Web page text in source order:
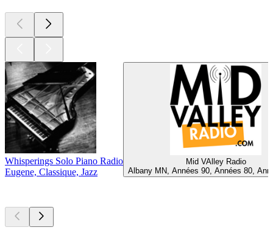
Whisperings Solo Piano Radio
Eugene, Classique, Jazz
Mid VAlley Radio
Albany MN, Années 90, Années 80,